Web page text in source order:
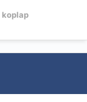
koplap